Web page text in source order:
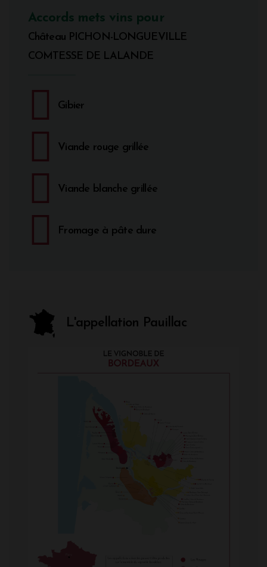
Accords mets vins pour
Château PICHON-LONGUEVILLE
COMTESSE DE LALANDE
Gibier
Viande rouge grillée
Viande blanche grillée
Fromage à pâte dure
L'appellation Pauillac